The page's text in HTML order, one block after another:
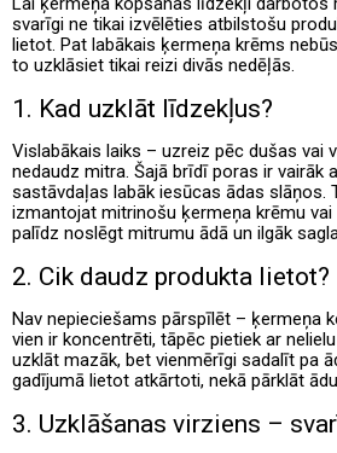
svarīgi ne tikai izvēlēties atbilstošu
lietot. Pat labākais ķermeņa krēms
to uzklāsiet tikai reizi divās nedēļās.
1. Kad uzklāt līdzekļus?
Vislabākais laiks – uzreiz pēc dušas vai
nedaudz mitra. Šajā brīdī poras ir vairāk
sastāvdaļas labāk iesūcas ādas slāņos.
izmantojat mitrinošu ķermeņa krēmu
palīdz noslēgt mitrumu ādā un ilgāk
2. Cik daudz produkta lietot?
Nav nepieciešams pārspīlēt – ķermeņa
vien ir koncentrēti, tāpēc pietiek ar
uzklāt mazāk, bet vienmērīgi sadalīt pa
gadījumā lietot atkārtoti, nekā pārklāt
3. Uzklāšanas virziens –